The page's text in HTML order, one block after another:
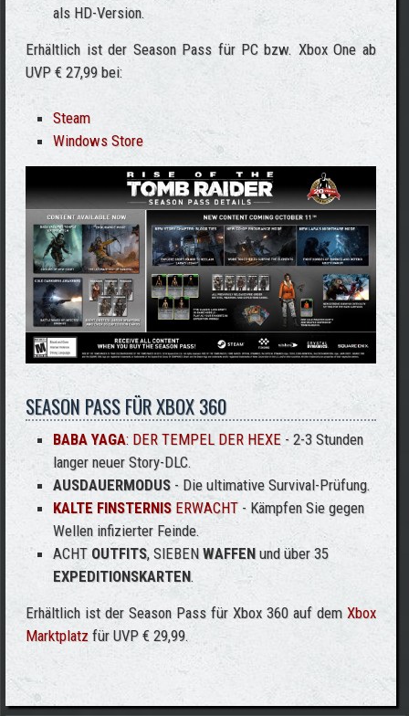
als HD-Version.
Erhältlich ist der Season Pass für PC bzw. Xbox One ab
UVP € 27,99 bei:
Steam
Windows Store
SEASON PASS FÜR XBOX 360
BABA YAGA: DER TEMPEL DER HEXE - 2-3 Stunden
langer neuer Story-DLC.
AUSDAUERMODUS - Die ultimative Survival-Prüfung.
KALTE FINSTERNIS ERWACHT - Kämpfen Sie gegen
Wellen infizierter Feinde.
ACHT OUTFITS, SIEBENWAFFEN und über 35
EXPEDITIONSKARTEN.
Erhältlich ist der Season Pass für Xbox 360 auf dem Xbox
Marktplatz für UVP € 29,99.